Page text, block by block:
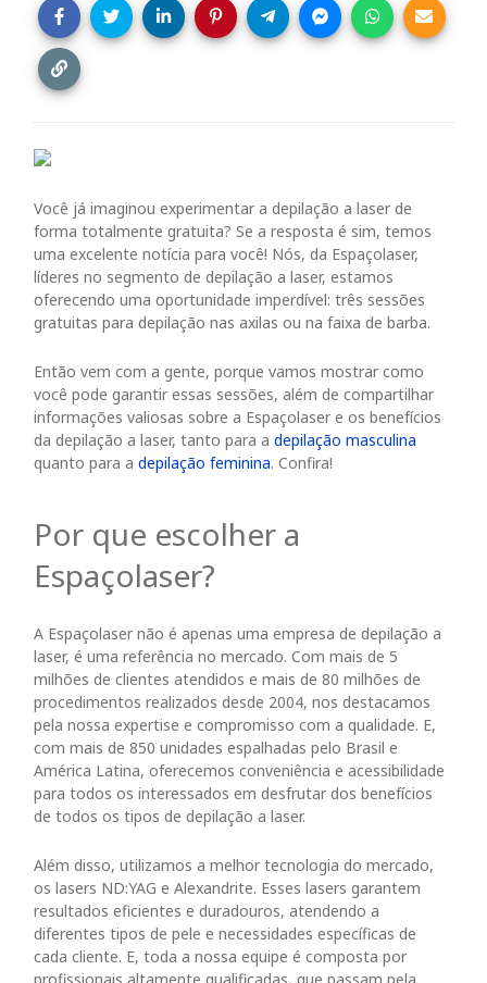
Você já imaginou experimentar a depilação a laser de
forma totalmente gratuita? Se a resposta é sim, temos
uma excelente notícia para você! Nós, da Espaçolaser,
líderes no segmento de depilação a laser, estamos
oferecendo uma oportunidade imperdível: três sessões
gratuitas para depilação nas axilas ou na faixa de barba.
Então vem com a gente, porque vamos mostrar como
você pode garantir essas sessões, além de compartilhar
informações valiosas sobre a Espaçolaser e os benefícios
da depilação a laser, tanto para a depilação masculina
quanto para a depilação feminina. Confira!
Por que escolher a
Espaçolaser?
A Espaçolaser não é apenas uma empresa de depilação a
laser, é uma referência no mercado. Com mais de 5
milhões de clientes atendidos e mais de 80 milhões de
procedimentos realizados desde 2004, nos destacamos
pela nossa expertise e compromisso com a qualidade. E,
com mais de 850 unidades espalhadas pelo Brasil e
América Latina, oferecemos conveniência e acessibilidade
para todos os interessados em desfrutar dos benefícios
de todos os tipos de depilação a laser.
Além disso, utilizamos a melhor tecnologia do mercado,
os lasers ND:YAG e Alexandrite. Esses lasers garantem
resultados eficientes e duradouros, atendendo a
diferentes tipos de pele e necessidades específicas de
cada cliente. E, toda a nossa equipe é composta por
profissionais altamente qualificadas, que passam pela